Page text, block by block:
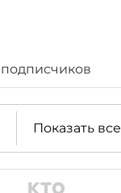
Показать все